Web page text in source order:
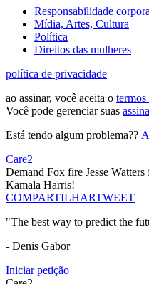
Responsabilidade
Mídia, Artes, Cultura
Política
Direitos das mulheres
política de privacidade
ao assinar, você aceita o
Você pode gerenciar suas
Está tendo algum problema??
Care2
Demand Fox fire Jesse
Kamala Harris!
COMPARTILHARTWEET
"The best way to predict the
- Denis Gabor
Iniciar petição